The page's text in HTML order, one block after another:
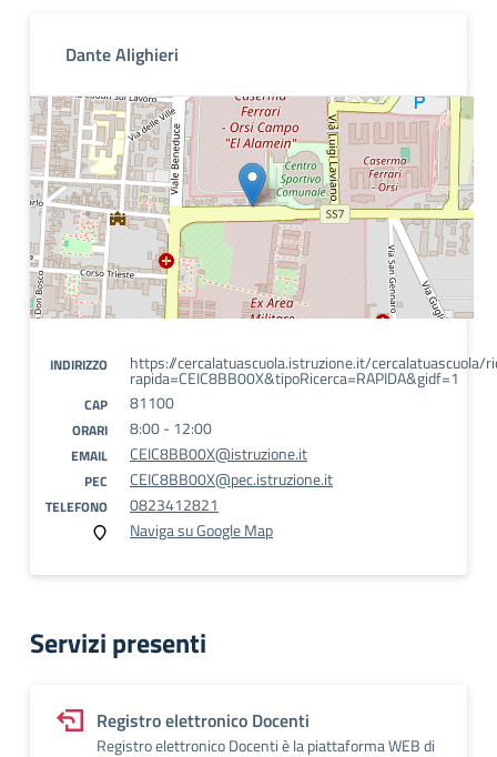
Dante Alighieri
INDIRIZZO https://cercalatuascuola.istruzione.it/cercalatuascuola/
rapida=CEIC8BB00X&tipoRicerca=RAPIDA&gidf=1
CAP 81100
ORARI 8:00 - 12:00
EMAIL CEIC8BB00X@istruzione.it
PEC CEIC8BB00X@pec.istruzione.it
TELEFONO
0823412821
Naviga su Google Map
Servizi presenti
Registro elettronico Docenti
Registro elettronico Docenti è la piattaforma WEB di